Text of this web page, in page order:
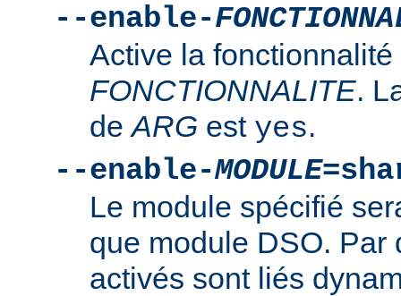
--enable-
Active la fonctionnalité
FONCTIONNALITE.
deARG est yes.
--enable-MODULE
Le module spécifié
que module DSO. Par
activés sont liés